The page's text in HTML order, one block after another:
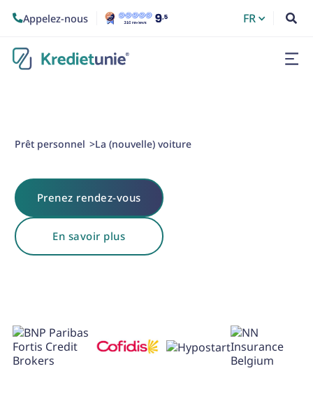
Appelez-nous FR 
Prêt personnel >La (nouvelle) voiture
Prenez rendez-vous
En savoir plus